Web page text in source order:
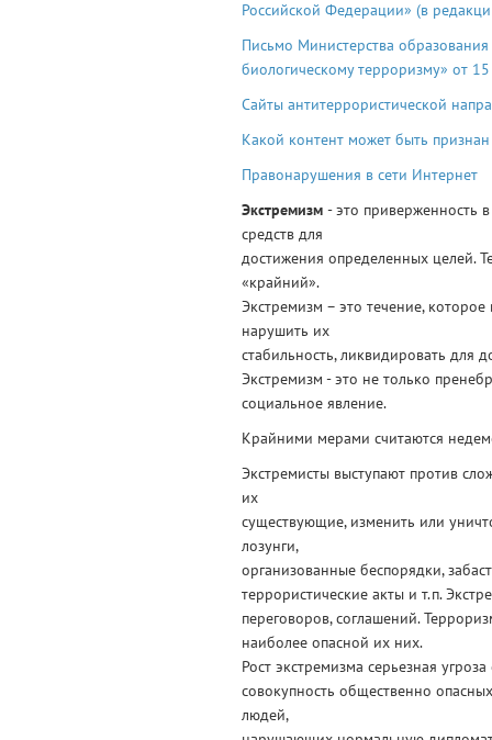
Российской Федерации» (в
Письмо Министерства
биологическому терроризму» от
Сайты антитеррористической
Какой контент может быть
Правонарушения в сети Интернет
Экстремизм - это приверженность
средств для
достижения определенных целей.
«крайний».
Экстремизм – это течение,
нарушить их
стабильность, ликвидировать для
Экстремизм - это не только
социальное явление.
Крайними мерами считаются
Экстремисты выступают против
их
существующие, изменить или
лозунги,
организованные беспорядки,
террористические акты и т.п.
переговоров, соглашений.
наиболее опасной их них.
Рост экстремизма серьезная
совокупность общественно
людей,